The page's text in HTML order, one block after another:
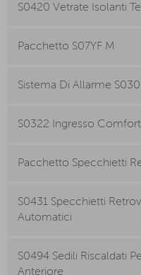
S0420 Vetrate Isolanti
Pacchetto S07YF M
Sistema Di Allarme
S0322 Ingresso Comfort
Pacchetto Specchietti
S0431 Specchietti
Automatici
S0494 Sedili Riscaldati
Anteriore